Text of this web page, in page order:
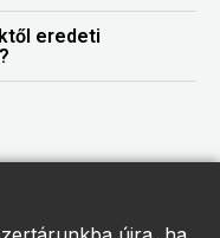
eredeti